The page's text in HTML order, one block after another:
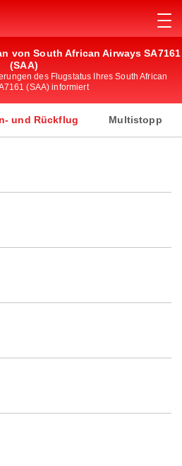
von South African Airways SA7161
(SAA)
des Flugstatus Ihres South African
(SAA) informiert
und Rückflug Multistopp